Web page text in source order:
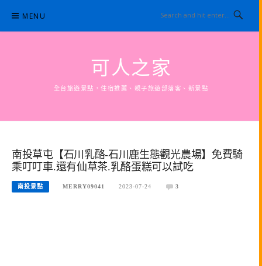
content
MENU
可人之家
全台旅遊景點，住宿推薦、親子旅遊部落客、新景點
南投草屯【石川乳酪-石川鹿生態觀光農場】免費騎
乘叮叮車.還有仙草茶.乳酪蛋糕可以試吃
南投景點 MERRY09041 2023-07-24 3